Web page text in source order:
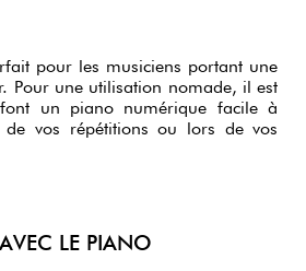
pour les musiciens portant une
Pour une utilisation nomade, il est
un piano numérique facile à
vos répétitions ou lors de vos
LE PIANO